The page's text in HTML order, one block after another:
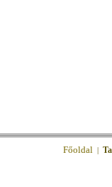
Főoldal |